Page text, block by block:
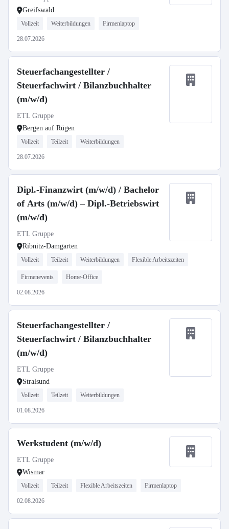
Greifswald
Vollzeit Weiterbildungen Firmenlaptop
28.07.2026
Steuerfachangestellter /
Steuerfachwirt / Bilanzbuchhalter
(m/w/d)
ETL Gruppe
Bergen auf Rügen
Vollzeit Teilzeit Weiterbildungen
28.07.2026
Dipl.-Finanzwirt (m/w/d) / Bachelor
of Arts (m/w/d) – Dipl.-Betriebswirt
(m/w/d)
ETL Gruppe
Ribnitz-Damgarten
Vollzeit Teilzeit Weiterbildungen Flexible Arbeitszeiten
Firmenevents Home-Office
02.08.2026
Steuerfachangestellter /
Steuerfachwirt / Bilanzbuchhalter
(m/w/d)
ETL Gruppe
Stralsund
Vollzeit Teilzeit Weiterbildungen
01.08.2026
Werkstudent (m/w/d)
ETL Gruppe
Wismar
Vollzeit Teilzeit Flexible Arbeitszeiten Firmenlaptop
02.08.2026